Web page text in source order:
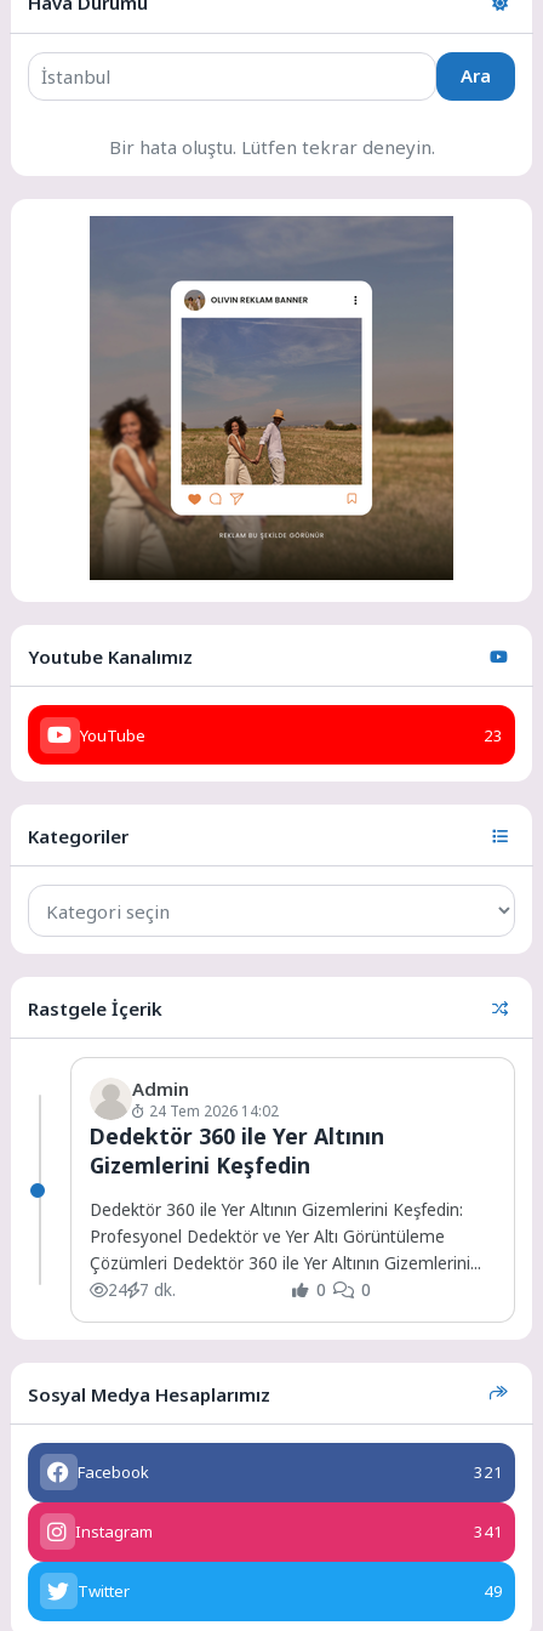
Ara
Bir hata oluştu. Lütfen tekrar deneyin.
Youtube Kanalımız
YouTube 23
Kategoriler
Rastgele İçerik
Admin
24 Tem 2026 14:02
Dedektör 360 ile Yer Altının
Gizemlerini Keşfedin
Dedektör 360 ile Yer Altının Gizemlerini Keşfedin:
Profesyonel Dedektör ve Yer Altı Görüntüleme
Çözümleri Dedektör 360 ile Yer Altının Gizemlerini...
24 7 dk. 0 0
Sosyal Medya Hesaplarımız
Facebook 321
Instagram 341
Twitter 49